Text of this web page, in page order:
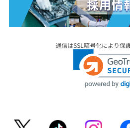
通信はSSL暗号化により保